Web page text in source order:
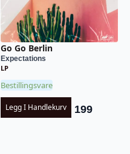
Go Go Berlin
Expectations
LP
Bestillingsvare
Legg I Handlekurv 199